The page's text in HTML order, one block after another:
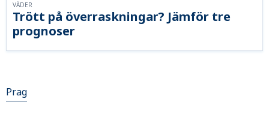
Trött på överraskningar? Jämför tre
prognoser
VÄDER
Prag